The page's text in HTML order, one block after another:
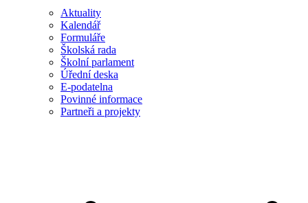
Aktuality
Kalendář
Formuláře
Školská rada
Školní parlament
Úřední deska
E-podatelna
Povinné informace
Partneři a projekty